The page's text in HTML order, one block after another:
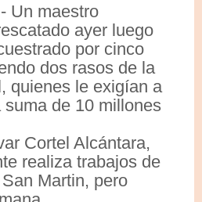
Un maestro
ayer luego
por cinco
dos rasos de la
quienes le exigían a
de 10 millones
Cortel Alcántara,
realiza trabajos de
Martin, pero